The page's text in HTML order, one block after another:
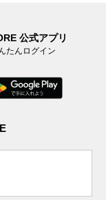
公式アプリ
たんログイン